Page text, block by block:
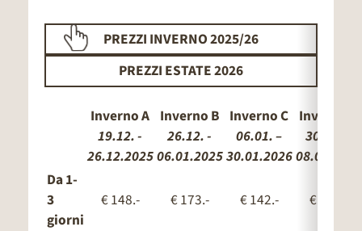
PREZZI INVERNO 2025/26
PREZZI ESTATE 2026
Inverno A
19.12. -
26.12.2025
Inverno B
26.12. -
06.01.2025
Inverno C
06.01. –
30.01.2026
Inverno D
30.01. –
08.02.2026
Da 1-
3
giorni
€ 148.- € 173.- € 142.- € 155.-